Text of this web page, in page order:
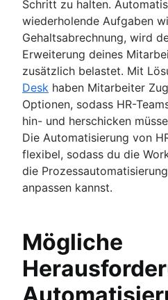
Schritt zu halten.
wiederholende Aufgaben
Gehaltsabrechnung, wird
Erweiterung deines
zusätzlich belastet. Mit
Desk haben Mitarbeiter
Optionen, sodass HR-
hin- und herschicken
Die Automatisierung von
flexibel, sodass du die
die
anpassen kannst.
Mögliche